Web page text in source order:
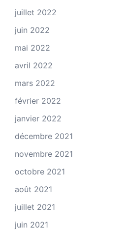
juillet 2022
juin 2022
mai 2022
avril 2022
mars 2022
février 2022
janvier 2022
décembre 2021
novembre 2021
octobre 2021
août 2021
juillet 2021
juin 2021